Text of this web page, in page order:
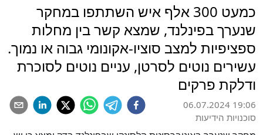
כמעט 300 אלף איש השתתפו במחקר
שנערך בפינלנד, שמצא קשר בין מחלות
ספציפיות למצב סוציו-אקונומי גבוה או נמוך.
עשירים נוטים לסרטן, עניים נוטים לסוכרת
ודלקת פרקים
06.07.2024 19:06
סוכנויות הידיעות